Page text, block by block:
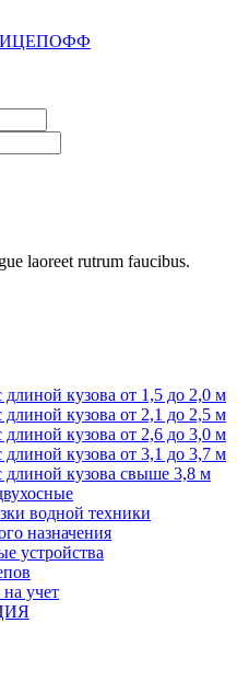
laoreet rutrum faucibus.
кузова от 1,5 до 2,0 м
кузова от 2,1 до 2,5 м
кузова от 2,6 до 3,0 м
кузова от 3,1 до 3,7 м
кузова свыше 3,8 м
водной техники
назначения
устройства
учет